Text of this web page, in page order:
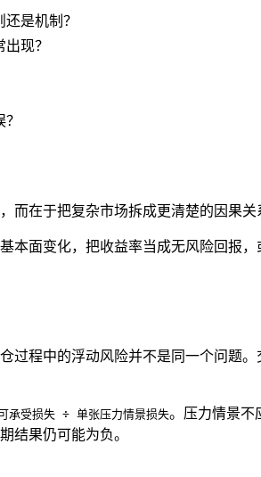
是机制？
现？
而在于把复杂市场拆成更清楚的因果
本面变化，把收益率当成无风险回报
过程中的浮动风险并不是同一个问题
承受损失 ÷ 单张压力情景损失。压力情景不
结果仍可能为负。